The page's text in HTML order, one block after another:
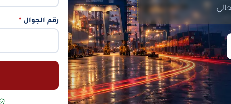
رقم الجوال *